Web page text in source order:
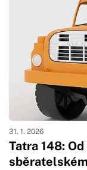
Tatra 148:
31. 1. 2026